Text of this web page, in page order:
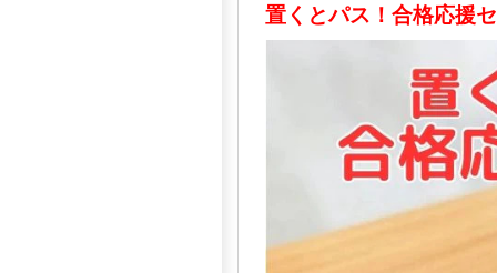
置くとパス！合格応援